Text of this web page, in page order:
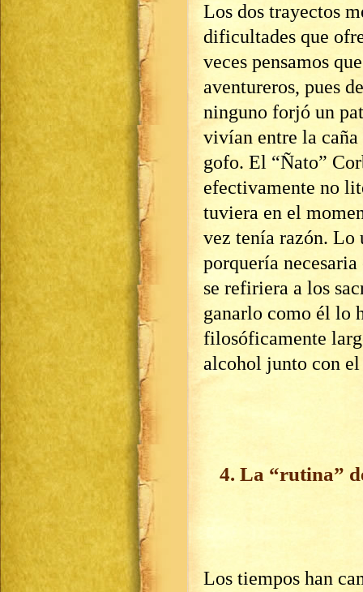
Los dos trayectos
dificultades que
veces pensamos
aventureros, pues
ninguno forjó un
vivían entre la
gofo. El “Ñato”
efectivamente no
tuviera en el
vez tenía razón. Lo
porquería
se refiriera a los
ganarlo como él lo
filosóficamente
alcohol junto con el
4. La “rutina”
Los tiempos han